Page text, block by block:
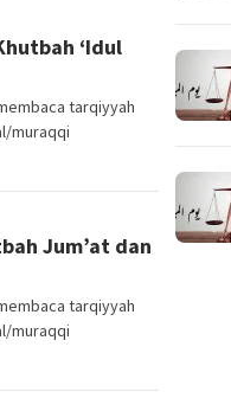
‘Idul
tarqiyyah
muraqqi
Jum’at dan
tarqiyyah
muraqqi